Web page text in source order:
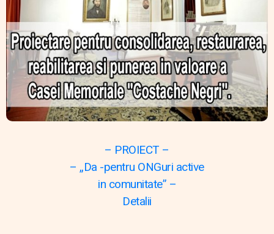
– PROIECT –
– „Da -pentru ONGuri active
in comunitate” –
Detalii